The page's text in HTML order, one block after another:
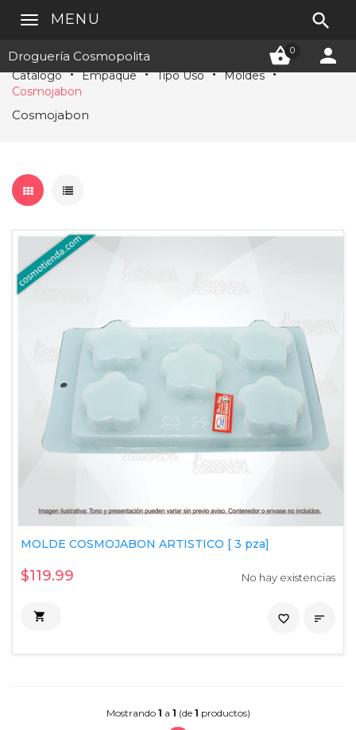
Droguería Cosmopolita 0 
MENU 
Catálogo Empaque Tipo Uso
Moldes
Cosmojabon
Cosmojabon
MOLDE COSMOJABON ARTISTICO [ 3 pza]
$119.99 No hay existencias
 
favorite_border
Mostrando 1 a 1 (de 1 productos)